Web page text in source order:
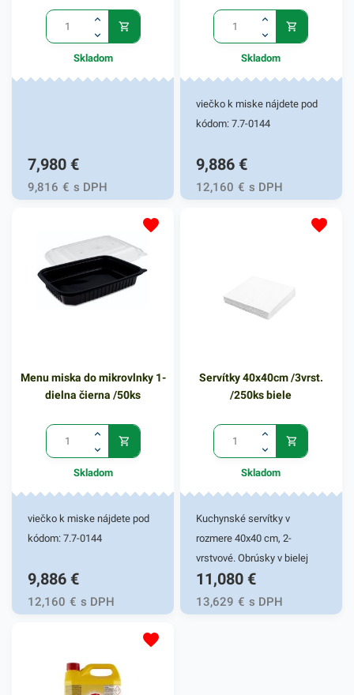
Skladom
7,980 €
9,816 € s DPH
Skladom
viečko k miske nájdete pod
kódom: 7.7-0144
9,886 €
12,160 € s DPH
Menu miska do mikrovlnky 1-
dielna čierna /50ks
Skladom
viečko k miske nájdete pod
kódom: 7.7-0144
9,886 €
12,160 € s DPH
Servítky 40x40cm /3vrst.
/250ks biele
Skladom
Kuchynské servítky v
rozmere 40x40 cm, 2-
vrstvové. Obrúsky v bielej
farbe v balení 50ks.
Používajú sa v reštauráciách,
v domácnostiach a pod.
11,080 €
13,629 € s DPH